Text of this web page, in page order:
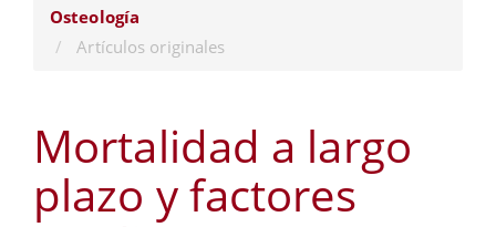
Osteología
Artículos originales
Mortalidad a largo
plazo y factores